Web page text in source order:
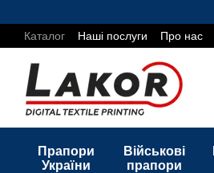
Каталог
Наші послуги Про нас
Прапори
України
Військові
прапори